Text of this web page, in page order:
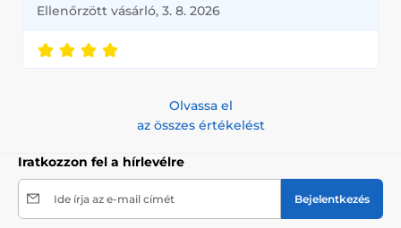
Ellenőrzött vásárló, 3. 8. 2026
Olvassa el
az összes értékelést
Iratkozzon fel a hírlevélre
Ide írja az e-mail címét Bejelentkezés